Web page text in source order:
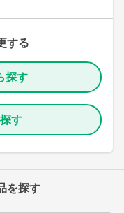
する
探す
す
を探す